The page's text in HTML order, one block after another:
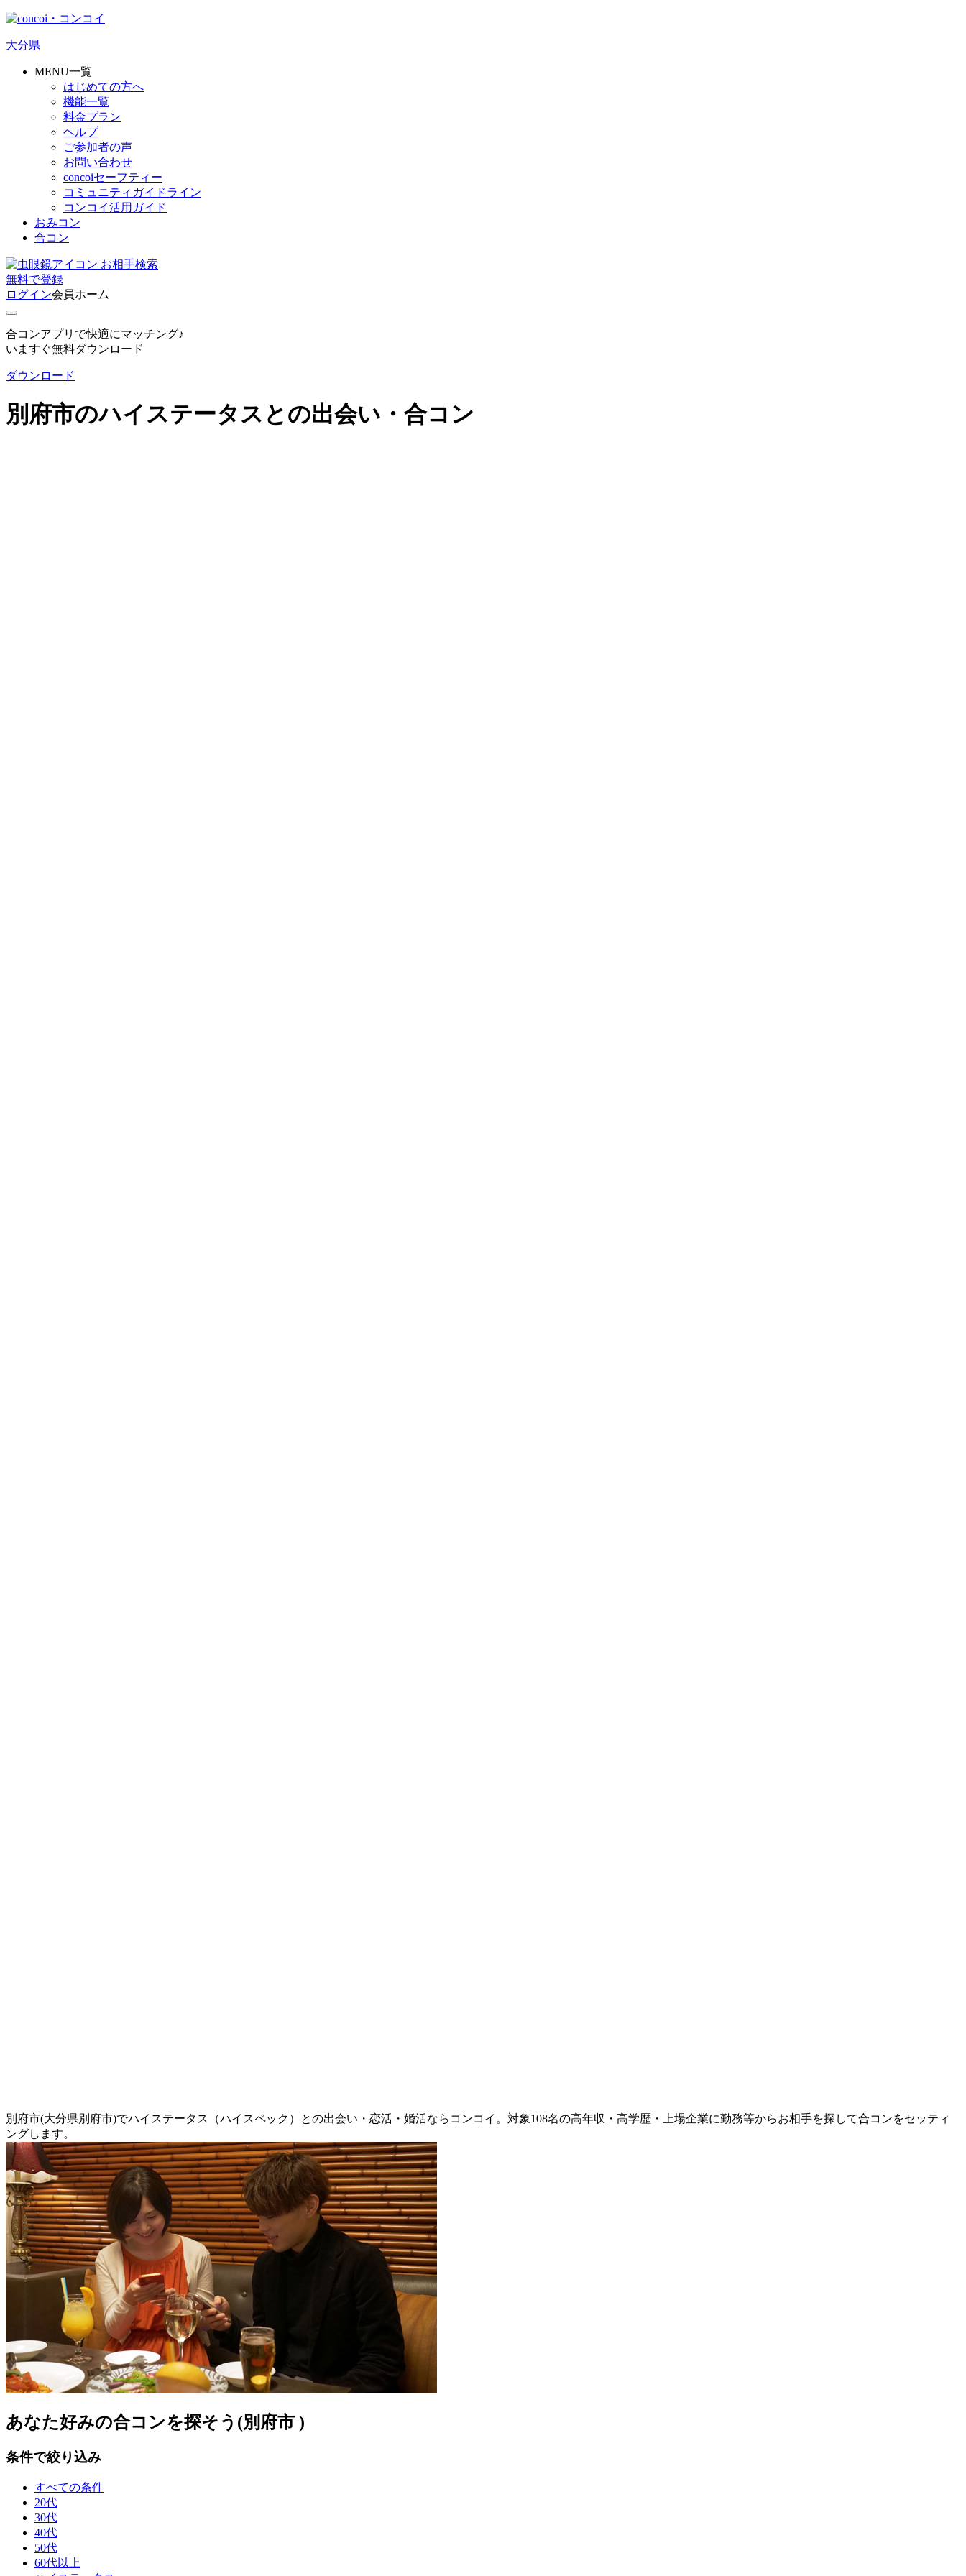
大分県
MENU一覧
はじめての方へ
機能一覧
料金プラン
ヘルプ
ご参加者の声
お問い合わせ
concoiセーフティー
コミュニティガイドライン
コンコイ活用ガイド
おみコン
合コン
お相手検索
無料で登録
ログイン会員ホーム
合コンアプリで快適にマッチング♪
いますぐ無料ダウンロード
ダウンロード
別府市のハイステータスとの出会い・合コン
別府市(大分県別府市)でハイステータス（ハイスペック）との出会い・恋活・婚活ならコンコイ。対象108名の高年収・高学歴・上場企業に勤務等からお相手を探して合コンをセッティ
ングします。
あなた好みの合コンを探そう(別府市 )
条件で絞り込み
すべての条件
20代
30代
40代
50代
60代以上